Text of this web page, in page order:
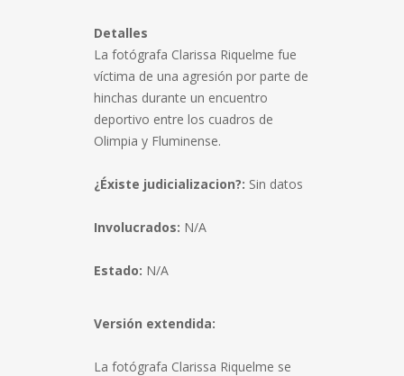
Detalles
La fotógrafa Clarissa Riquelme fue
víctima de una agresión por parte de
hinchas durante un encuentro
deportivo entre los cuadros de
Olimpia y Fluminense.
¿Éxiste judicializacion?: Sin datos
Involucrados: N/A
Estado: N/A
Versión extendida:
La fotógrafa Clarissa Riquelme se